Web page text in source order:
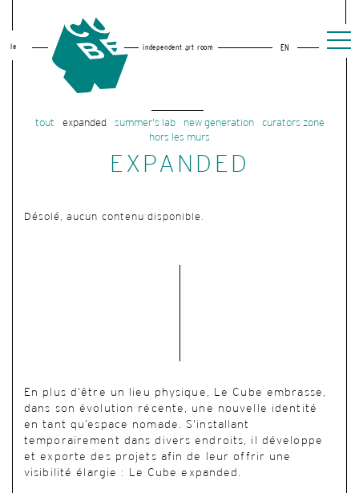
le independent art room EN
tout expanded summer's lab new generation
curators zone
hors les murs
EXPANDED
Désolé, aucun contenu disponible.
En plus d’être un lieu physique, Le Cube embrasse,
dans son évolution récente, une nouvelle identité
en tant qu’espace nomade. S’installant
temporairement dans divers endroits, il développe
et exporte des projets afin de leur offrir une
visibilité élargie : Le Cube expanded.